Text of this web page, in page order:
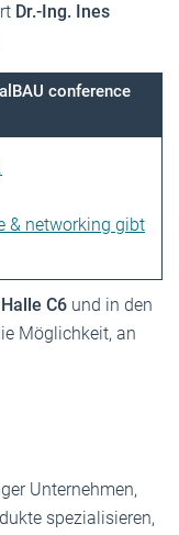
Dr.-Ing. Ines
conference
& networking gibt
Halle C6 und in den
Möglichkeit, an
Unternehmen,
spezialisieren,